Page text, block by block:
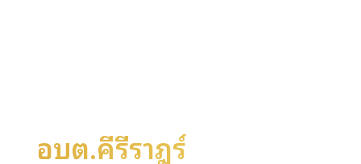
อบต.คีรีราษฎร์